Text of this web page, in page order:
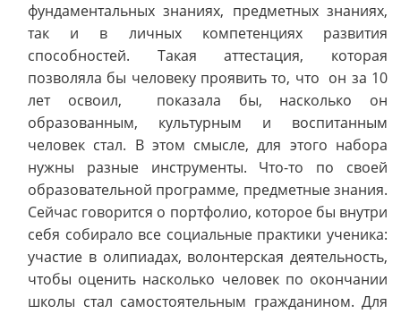
фундаментальных знаниях, предметных знаниях,
так и в личных компетенциях развития
способностей. Такая аттестация, которая
позволяла бы человеку проявить то, что он за 10
лет освоил, показала бы, насколько он
образованным, культурным и воспитанным
человек стал. В этом смысле, для этого набора
нужны разные инструменты. Что-то по своей
образовательной программе, предметные знания.
Сейчас говорится о портфолио, которое бы внутри
себя собирало все социальные практики ученика:
участие в олипиадах, волонтерская деятельность,
чтобы оценить насколько человек по окончании
школы стал самостоятельным гражданином. Для